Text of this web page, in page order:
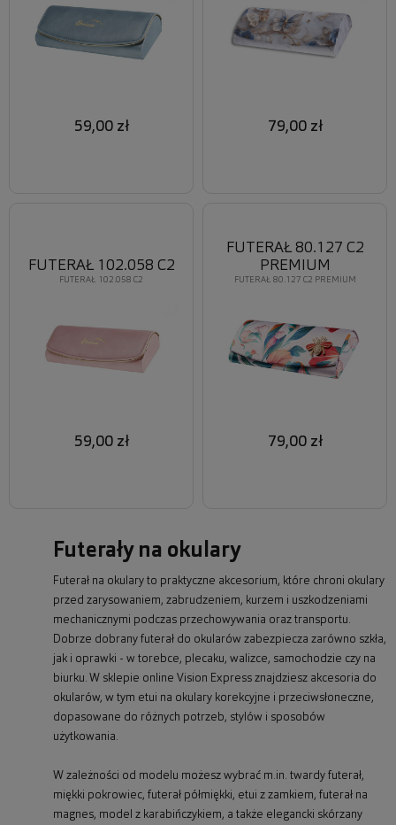
59,00 zł 79,00 zł
FUTERAŁ 102.058 C2
FUTERAŁ 102.058 C2
59,00 zł
FUTERAŁ 80.127 C2 PREMIUM
FUTERAŁ 80.127 C2
PREMIUM
79,00 zł
Futerały na okulary
Futerał na okulary to praktyczne akcesorium, które chroni okulary
przed zarysowaniem, zabrudzeniem, kurzem i uszkodzeniami
mechanicznymi podczas przechowywania oraz transportu.
Dobrze dobrany futerał do okularów zabezpiecza zarówno szkła,
jak i oprawki - w torebce, plecaku, walizce, samochodzie czy na
biurku. W sklepie online Vision Express znajdziesz akcesoria do
okularów, w tym etui na okulary korekcyjne i przeciwsłoneczne,
dopasowane do różnych potrzeb, stylów i sposobów
użytkowania.
W zależności od modelu możesz wybrać m.in. twardy futerał,
miękki pokrowiec, futerał półmiękki, etui z zamkiem, futerał na
magnes, model z karabińczykiem, a także elegancki skórzany